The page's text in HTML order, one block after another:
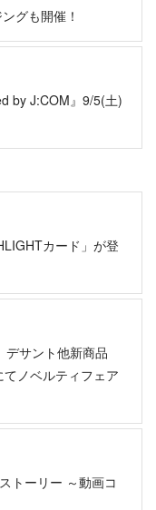
グも開催！
by J:COM』9/5(土)
カード」が登
デサント他新商品
ノベルティフェア
トーリー ～動画コ